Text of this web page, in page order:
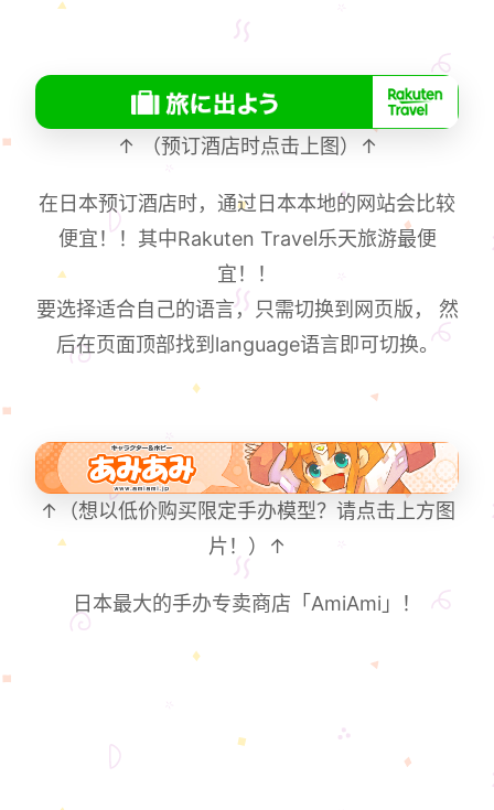
↑ （预订酒店时点击上图）↑
在日本预订酒店时，通过日本本地的网站会比较
便宜！！其中Rakuten Travel乐天旅游最便
宜！！
要选择适合自己的语言，只需切换到网页版， 然
后在页面顶部找到language语言即可切换。
↑（想以低价购买限定手办模型？请点击上方图
片！）↑
日本最大的手办专卖商店「AmiAmi」！